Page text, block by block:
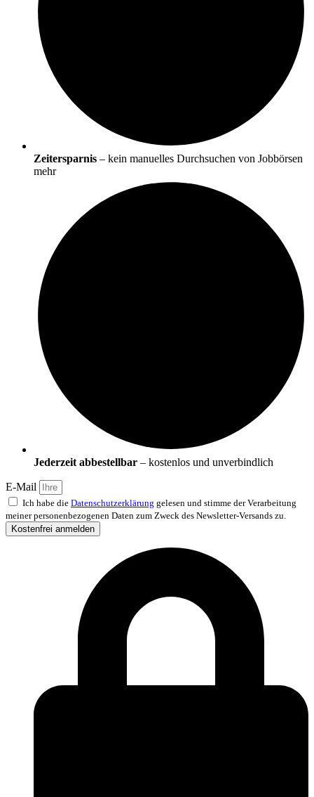
Zeitersparnis – kein manuelles Durchsuchen von Jobbörsen
mehr
Jederzeit abbestellbar – kostenlos und unverbindlich
E-Mail
Ich habe die Datenschutzerklärung gelesen und stimme der Verarbeitung
meiner personenbezogenen Daten zum Zweck des Newsletter-Versands zu.
Kostenfrei anmelden